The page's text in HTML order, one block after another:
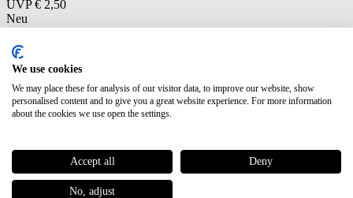
UVP € 2,50
Neu
We use cookies
We may place these for analysis of our visitor data, to improve our website, show
personalised content and to give you a great website experience. For more information
about the cookies we use open the settings.
Accept all Deny
No, adjust